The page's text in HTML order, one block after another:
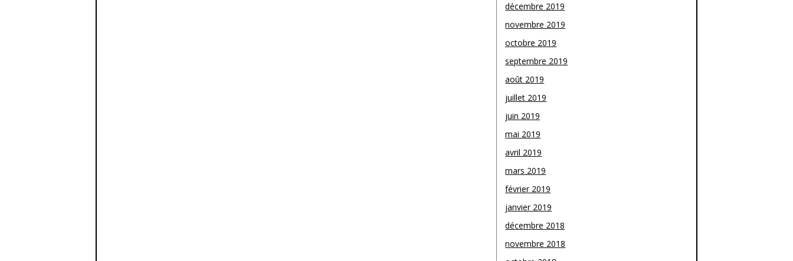
décembre 2019
novembre 2019
octobre 2019
septembre 2019
août 2019
juillet 2019
juin 2019
mai 2019
avril 2019
mars 2019
février 2019
janvier 2019
décembre 2018
novembre 2018